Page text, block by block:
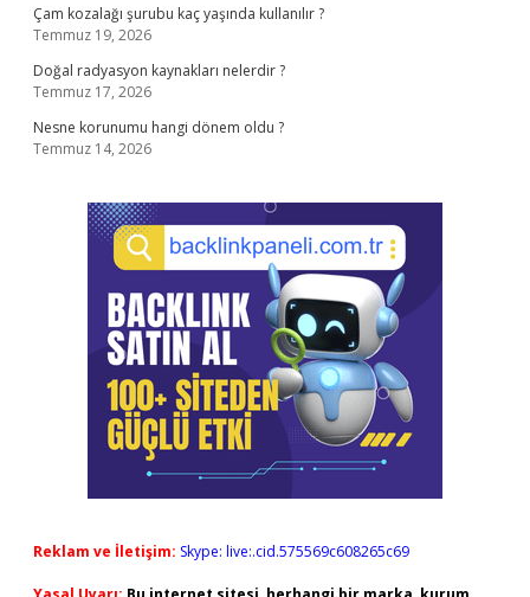
Çam kozalağı şurubu kaç yaşında kullanılır ?
Temmuz 19, 2026
Doğal radyasyon kaynakları nelerdir ?
Temmuz 17, 2026
Nesne korunumu hangi dönem oldu ?
Temmuz 14, 2026
Reklam ve İletişim: Skype: live:.cid.575569c608265c69